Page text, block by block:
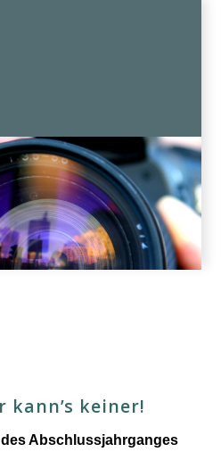
kann’s keiner!
Abschlussjahrganges